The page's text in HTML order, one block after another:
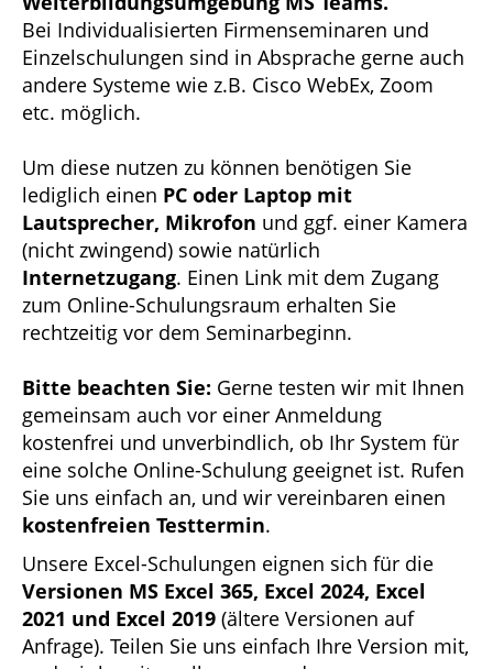
Bei Individualisierten Firmenseminaren und
Einzelschulungen sind in Absprache gerne auch
andere Systeme wie z.B. Cisco WebEx, Zoom
etc. möglich.
Um diese nutzen zu können benötigen Sie
lediglich einen PC oder Laptop mit
Lautsprecher, Mikrofon und ggf. einer Kamera
(nicht zwingend) sowie natürlich
Internetzugang. Einen Link mit dem Zugang
zum Online-Schulungsraum erhalten Sie
rechtzeitig vor dem Seminarbeginn.
Bitte beachten Sie: Gerne testen wir mit Ihnen
gemeinsam auch vor einer Anmeldung
kostenfrei und unverbindlich, ob Ihr System für
eine solche Online-Schulung geeignet ist. Rufen
Sie uns einfach an, und wir vereinbaren einen
kostenfreien Testtermin.
Unsere Excel-Schulungen eignen sich für die
Versionen MS Excel 365, Excel 2024, Excel
2021 und Excel 2019 (ältere Versionen auf
Anfrage). Teilen Sie uns einfach Ihre Version mit,